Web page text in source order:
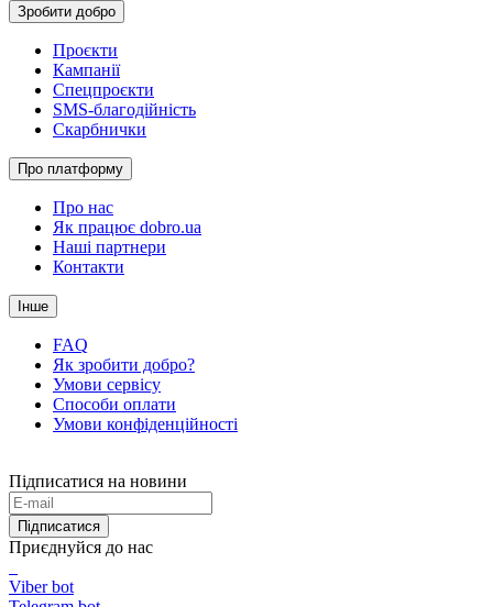
Зробити добро
Проєкти
Кампанії
Спецпроєкти
SMS-благодійність
Скарбнички
Про платформу
Про нас
Як працює dobro.ua
Наші партнери
Контакти
Інше
FAQ
Як зробити добро?
Умови сервісу
Способи оплати
Умови конфіденційності
Підписатися на новини
Підписатися
Приєднуйся до нас
Viber bot